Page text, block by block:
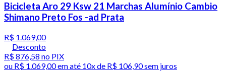
Bicicleta Aro 29 Ksw 21 Marchas Alumínio Cambio
Shimano Preto Fos -ad Prata
R$ 1.069,00
Desconto
R$ 876,58 no PIX
ou R$ 1.069,00em até 10x de R$ 106,90 sem juros